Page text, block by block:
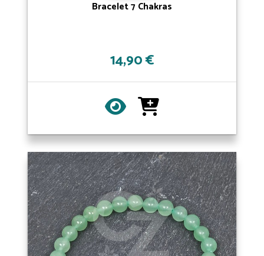
Bracelet 7 Chakras
14,90 €